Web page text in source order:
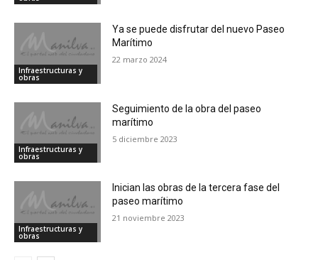
Infraestructuras y
obras
Ya se puede disfrutar del nuevo Paseo
Marítimo
22 marzo 2024
Infraestructuras y
obras
Seguimiento de la obra del paseo
marítimo
5 diciembre 2023
Infraestructuras y
obras
Inician las obras de la tercera fase del
paseo marítimo
21 noviembre 2023